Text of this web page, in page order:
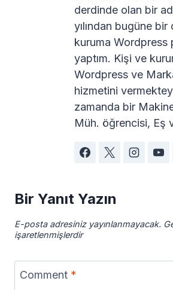
derdinde olan bir
yılından bugüne
kuruma Wordpress
yaptım. Kişi ve
Wordpress ve
hizmetini
zamanda bir
Müh. öğrencisi, Eş
Bir Yanıt Yazın
E-posta adresiniz yayınlanmayacak.
işaretlenmişlerdir
Comment *